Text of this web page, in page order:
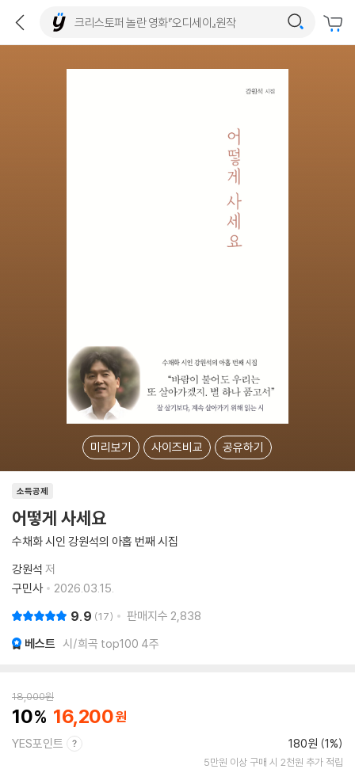
미리보기 사이즈비교 공유하기
소득공제
어떻게 사세요
수채화 시인 강원석의 아홉 번째 시집
강원석 저
구민사
2026.03.15.
9.9 17 판매지수 2,838
베스트 시/희곡 top100 4주
18,000원
10 16,200
YES포인트 180원 (1%)
5만원 이상 구매 시 2천원 추가 적립